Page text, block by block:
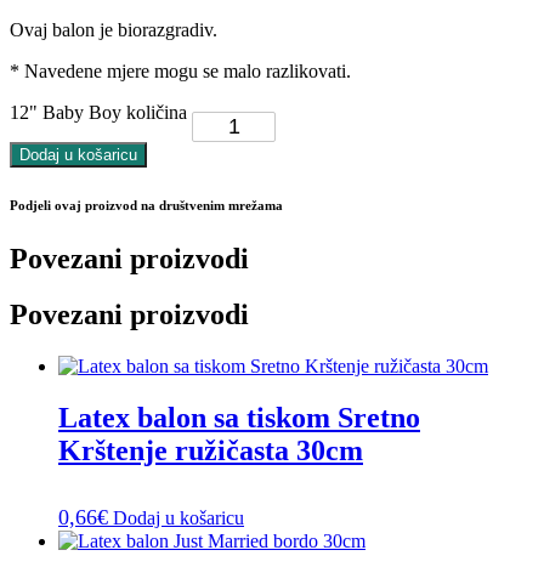
Ovaj balon je biorazgradiv.
* Navedene mjere mogu se malo razlikovati.
12" Baby Boy količina
Dodaj u košaricu
Podjeli ovaj proizvod na društvenim mrežama
Povezani proizvodi
Povezani proizvodi
Latex balon sa tiskom Sretno
Krštenje ružičasta 30cm
0,66€ Dodaj u košaricu